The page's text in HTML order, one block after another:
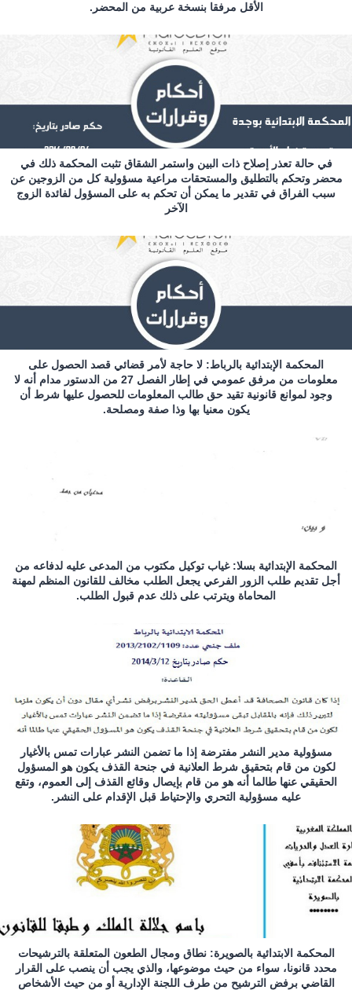
الأقل مرفقا بنسخة عربية من المحضر.
في حالة تعذر إصلاح ذات البين واستمر الشقاق تثبت المحكمة ذلك في
محضر وتحكم بالتطليق والمستحقات مراعية مسؤولية كل من الزوجين عن
سبب الفراق في تقدير ما يمكن أن تحكم به على المسؤول لفائدة الزوج
الآخر
المحكمة الإبتدائية بالرباط: لا حاجة لأمر قضائي قصد الحصول على
معلومات من مرفق عمومي في إطار الفصل 27 من الدستور مدام أنه لا
وجود لموانع قانونية تقيد حق طالب المعلومات للحصول عليها شرط أن
يكون معنيا بها وذا صفة ومصلحة.
المحكمة الإبتدائية بسلا: غياب توكيل مكتوب من المدعى عليه لدفاعه من
أجل تقديم طلب الزور الفرعي يجعل الطلب مخالف للقانون المنظم لمهنة
المحاماة ويترتب على ذلك عدم قبول الطلب.
مسؤولية مدير النشر مفترضة إذا ما تضمن النشر عبارات تمس بالأغيار
لكون من قام بتحقيق شرط العلانية في جنحة القذف يكون هو المسؤول
الحقيقي عنها طالما أنه هو من قام بإيصال وقائع القذف إلى العموم، وتقع
عليه مسؤولية التحري والإحتياط قبل الإقدام على النشر.
المحكمة الابتدائية بالصويرة: نطاق ومجال الطعون المتعلقة بالترشيحات
محدد قانونا، سواء من حيث موضوعها، والذي يجب أن ينصب على القرار
القاضي برفض الترشيح من طرف اللجنة الإدارية أو من حيث الأشخاص